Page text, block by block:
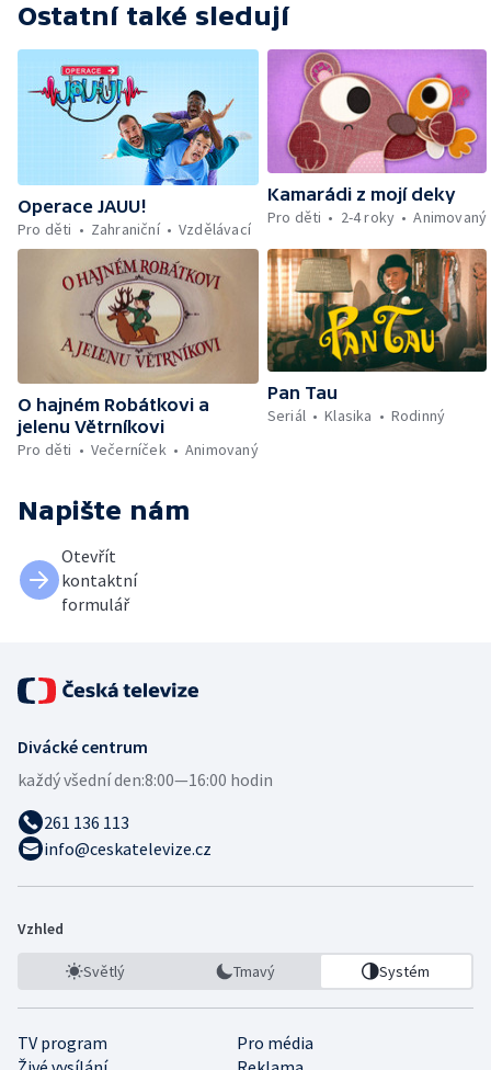
Ostatní také sledují
Operace JAUU!
Pro děti
Zahraniční Vzdělávací
Kamarádi z mojí deky
Pro děti
2-4 roky Animovaný
O hajném Robátkovi a
jelenu Větrníkovi
Pro děti
Večerníček Animovaný
Pan Tau
Seriál
Klasika Rodinný
Napište nám
Otevřít
kontaktní
formulář
Divácké centrum
každý všední den:8:00—16:00 hodin
261 136 113
info@ceskatelevize.cz
Vzhled
Světlý Tmavý Systém
TV program
Pro média